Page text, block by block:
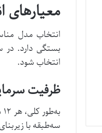
انتخاب مدل
بستگی دارد.
انتخاب شود.
ظرفیت
به‌طور کلی، هر ۱۲ مترمربع فضا به حدود ۱ تن تبرید (
سه‌طبقه با زیربنای ۳۰۰ متر، حداقل به دستگاهی با ظرفیت ۳۰ تن تبرید (